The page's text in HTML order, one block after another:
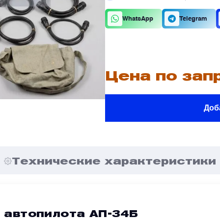
WhatsApp Telegram
Цена по
Технические характеристики
АП-34Б